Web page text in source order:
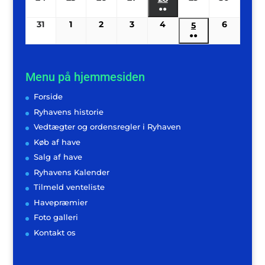
●●
(2
begivenheder)
31 31/08/2026
1 01/09/2026
2 02/09/2026
3 03/09/2026
4 04/09/2026
5 05/09/2026
●●
606/09/
Menu på hjemmesiden
Forside
Ryhavens historie
Vedtægter og ordensregler i Ryhaven
Køb af have
Salg af have
Ryhavens Kalender
Tilmeld venteliste
Havepræmier
Foto galleri
Kontakt os